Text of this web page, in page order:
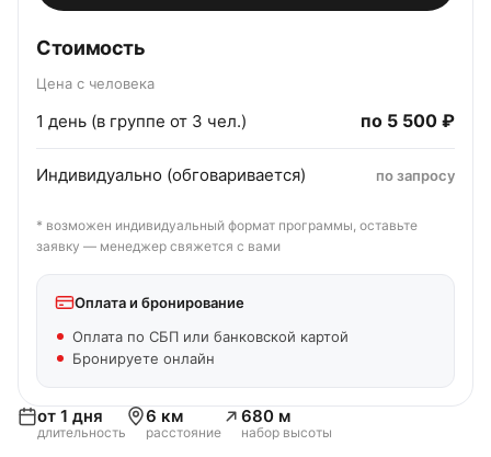
от 1 дня
длительность
6 км
расстояние
680 м
набор высоты
Стоимость
Цена с человека
1 день (в группе от 3 чел.) по 5 500 ₽
Индивидуально (обговаривается) по запросу
* возможен индивидуальный формат программы, оставьте
заявку — менеджер свяжется с вами
Оплата и бронирование
Оплата по СБП или банковской картой
Бронируете онлайн